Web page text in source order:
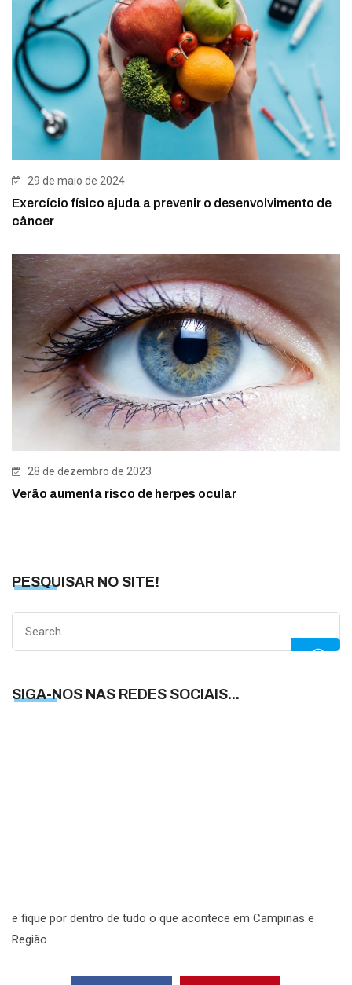
29 de maio de 2024
Exercício físico ajuda a prevenir o desenvolvimento de
câncer
28 de dezembro de 2023
Verão aumenta risco de herpes ocular
PESQUISAR NO SITE!
SIGA-NOS NAS REDES SOCIAIS...
e fique por dentro de tudo o que acontece em Campinas e
Região